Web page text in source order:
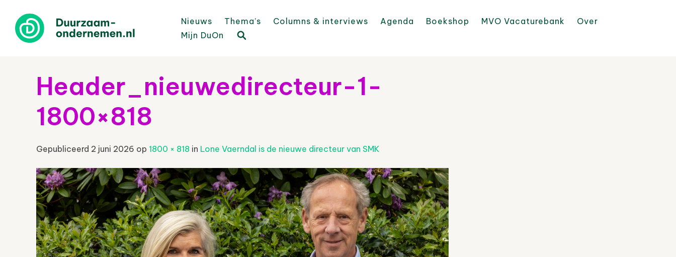
Nieuws Thema’s Columns & interviews Agenda Boekshop MVO Vacaturebank
Over
Mijn DuOn
Header_nieuwedirecteur-1-
1800×818
Gepubliceerd 2 juni 2026 op 1800 × 818 in Lone Vaerndal is de nieuwe directeur van SMK